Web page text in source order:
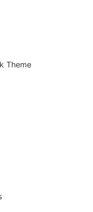
Theme